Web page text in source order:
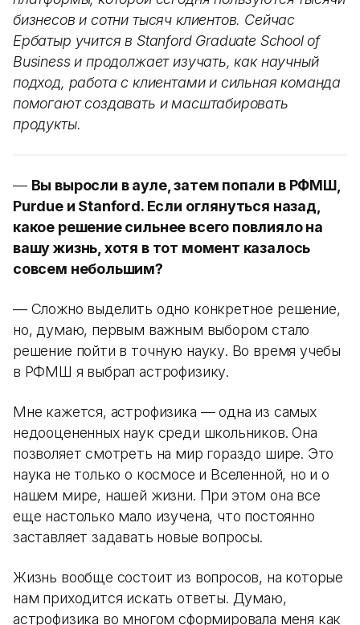
бизнесов и сотни тысяч клиентов. Сейчас
Ербатыр учится в Stanford Graduate School of
Business и продолжает изучать, как научный
подход, работа с клиентами и сильная команда
помогают создавать и масштабировать
продукты.
— Вы выросли в ауле, затем попали в РФМШ,
Purdue и Stanford. Если оглянуться назад,
какое решение сильнее всего повлияло на
вашу жизнь, хотя в тот момент казалось
совсем небольшим?
— Сложно выделить одно конкретное решение,
но, думаю, первым важным выбором стало
решение пойти в точную науку. Во время учебы
в РФМШ я выбрал астрофизику.
Мне кажется, астрофизика — одна из самых
недооцененных наук среди школьников. Она
позволяет смотреть на мир гораздо шире. Это
наука не только о космосе и Вселенной, но и о
нашем мире, нашей жизни. При этом она все
еще настолько мало изучена, что постоянно
заставляет задавать новые вопросы.
Жизнь вообще состоит из вопросов, на которые
нам приходится искать ответы. Думаю,
астрофизика во многом сформировала меня как